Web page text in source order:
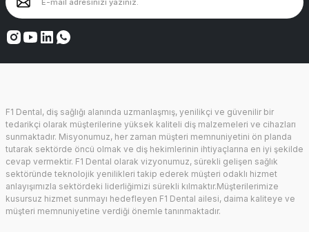
F1 Dental, diş sağlığı alanında uzmanlaşmış, yenilikçi ve güvenilir bir
tedarikçi olarak müşterilerine yüksek kaliteli diş malzemeleri ve cihazları
sunmaktadır. Misyonumuz, her zaman müşteri memnuniyetini ön planda
tutarak sektörde öncü olmak ve diş hekimlerinin ihtiyaçlarına en iyi şekilde
cevap vermektir. F1 Dental olarak vizyonumuz, sürekli gelişen sağlık
sektöründe teknolojik yenilikleri takip ederek müşteri odaklı hizmet
anlayışımızla sektördeki liderliğimizi sürekli kılmaktır.Müşterilerimize
kusursuz hizmet sunmayı hedefleyen F1 Dental ailesi, daima kaliteye ve
müşteri memnuniyetine verdiği önemle tanınmaktadır.